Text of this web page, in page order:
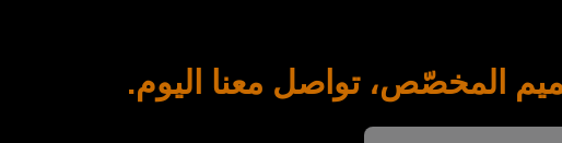
المخصّص، تواصل معنا اليوم.